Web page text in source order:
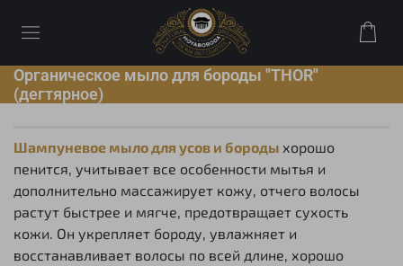
Органическое мыло для бороды "THOR"
(дегтярное)
Шампуневое мыло для усов и бороды хорошо
пенится, учитывает все особенности мытья и
дополнительно массажирует кожу, отчего волосы
растут быстрее и мягче, предотвращает сухость
кожи. Он укрепляет бороду, увлажняет и
восстанавливает волосы по всей длине, хорошо